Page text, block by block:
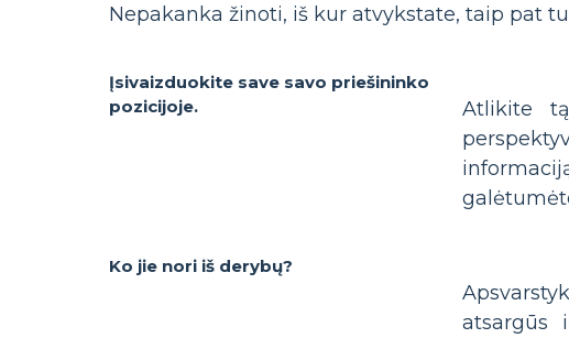
Nepakanka žinoti, iš kur atvykstate, taip pat
Įsivaizduokite save savo priešininko
pozicijoje.
Atlikite
Ko jie nori iš derybų?
atsargūs